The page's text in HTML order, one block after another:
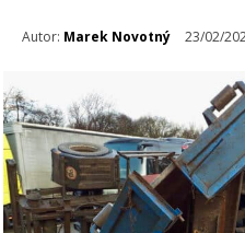
Autor: Marek Novotný 23/02/